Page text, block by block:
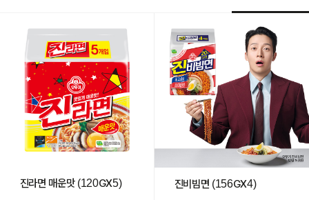
진라면 매운맛 (120GX5) 진비빔면 (156GX4)